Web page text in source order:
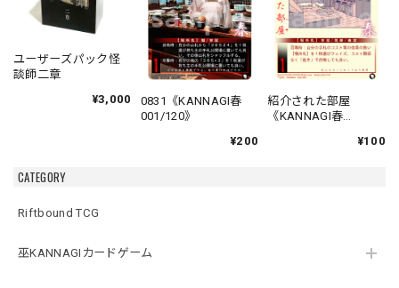
CATEGORY
Riftbound TCG
巫KANNAGIカードゲーム
ユーザーズパック怪
談師二章
¥3,000
0831《KANNAGI春
001/120》
¥200
紹介された部屋
《KANNAGI春
¥100